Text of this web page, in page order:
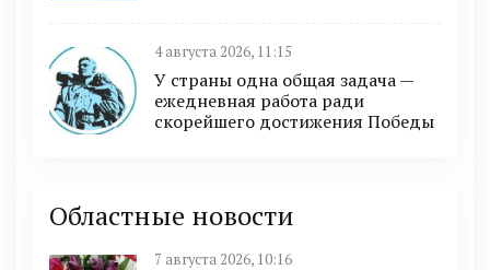
4 августа 2026, 11:15
У страны одна общая задача —
ежедневная работа ради
скорейшего достижения Победы
Областные новости
7 августа 2026, 10:16